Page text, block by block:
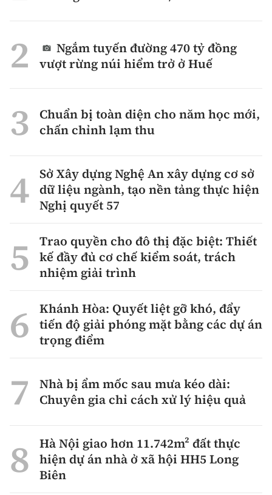
Ngắm tuyến đường 470 tỷ đồng
vượt rừng núi hiểm trở ở Huế
Chuẩn bị toàn diện cho năm học mới,
chấn chỉnh lạm thu
Sở Xây dựng Nghệ An xây dựng cơ sở
dữ liệu ngành, tạo nền tảng thực hiện
Nghị quyết 57
Trao quyền cho đô thị đặc biệt: Thiết
kế đầy đủ cơ chế kiểm soát, trách
nhiệm giải trình
Khánh Hòa: Quyết liệt gỡ khó, đẩy
tiến độ giải phóng mặt bằng các dự án
trọng điểm
Nhà bị ẩm mốc sau mưa kéo dài:
Chuyên gia chỉ cách xử lý hiệu quả
Hà Nội giao hơn 11.742m² đất thực
hiện dự án nhà ở xã hội HH5 Long
Biên